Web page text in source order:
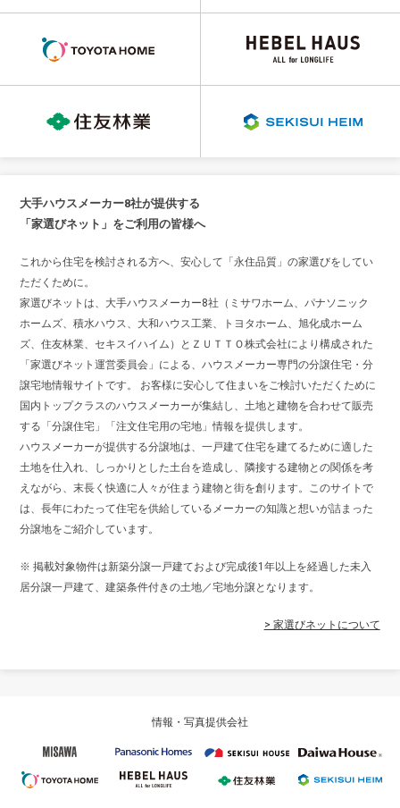
大手ハウスメーカー8社が提供する
「家選びネット」をご利用の皆様へ
これから住宅を検討される方へ、安心して「永住品質」の家選びをしてい
ただくために。
家選びネットは、大手ハウスメーカー8社（ミサワホーム、パナソニック
ホームズ、積水ハウス、大和ハウス工業、トヨタホーム、旭化成ホーム
ズ、住友林業、セキスイハイム）とＺＵＴＴＯ株式会社により構成された
「家選びネット運営委員会」による、ハウスメーカー専門の分譲住宅・分
譲宅地情報サイトです。 お客様に安心して住まいをご検討いただくために
国内トップクラスのハウスメーカーが集結し、土地と建物を合わせて販売
する「分譲住宅」「注文住宅用の宅地」情報を提供します。
ハウスメーカーが提供する分譲地は、一戸建て住宅を建てるために適した
土地を仕入れ、しっかりとした土台を造成し、隣接する建物との関係を考
えながら、末長く快適に人々が住まう建物と街を創ります。このサイトで
は、長年にわたって住宅を供給しているメーカーの知識と想いが詰まった
分譲地をご紹介しています。
※ 掲載対象物件は新築分譲一戸建ておよび完成後1年以上を経過した未入
居分譲一戸建て、建築条件付きの土地／宅地分譲となります。
> 家選びネットについて
情報・写真提供会社